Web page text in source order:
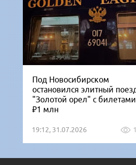
Под Новосибирском
остановился элитный
"Золотой орел" с
₽1 млн
19:12, 31.07.2026